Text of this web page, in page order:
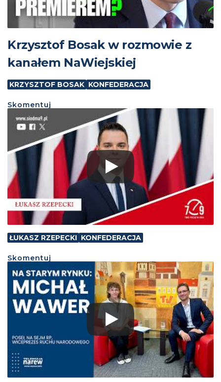
Krzysztof Bosak w rozmowie z
kanałem NaWiejskiej
KRZYSZTOF BOSAK KONFEDERACJA
Skomentuj
ŁUKASZ RZEPECKI KONFEDERACJA
Skomentuj